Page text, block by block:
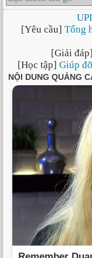
[Yêu cầu] Tổng
[Giải đáp]
[Học tập] Giúp